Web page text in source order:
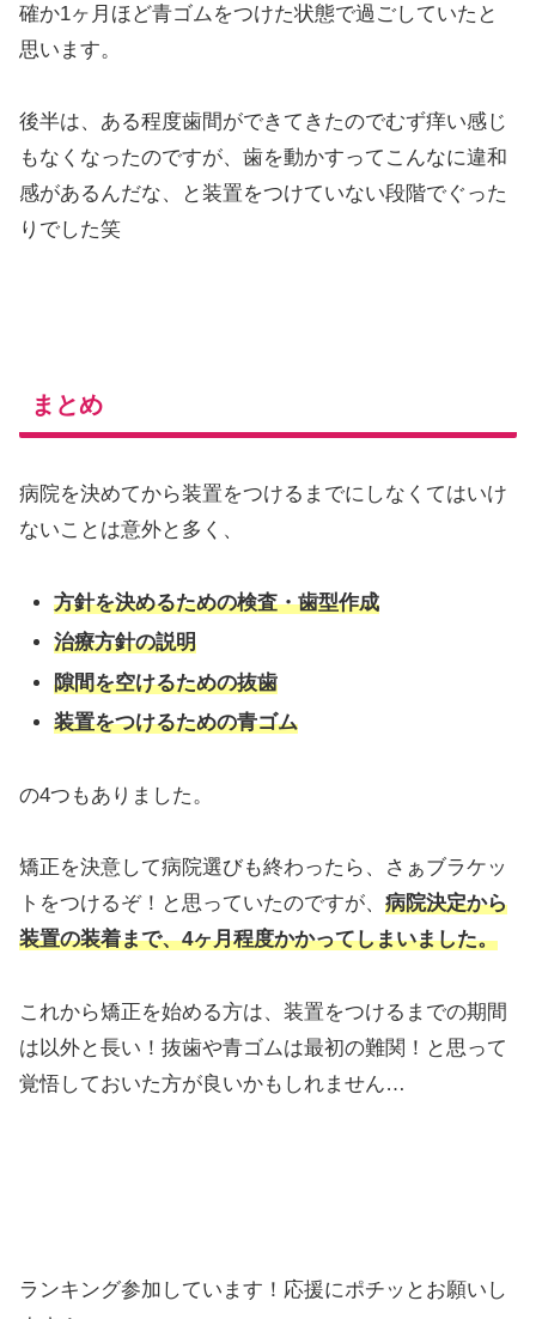
確か1ヶ月ほど青ゴムをつけた状態で過ごしていたと
思います。
後半は、ある程度歯間ができてきたのでむず痒い感じ
もなくなったのですが、歯を動かすってこんなに違和
感があるんだな、と装置をつけていない段階でぐった
りでした笑
まとめ
病院を決めてから装置をつけるまでにしなくてはいけ
ないことは意外と多く、
方針を決めるための検査・歯型作成
治療方針の説明
隙間を空けるための抜歯
装置をつけるための青ゴム
の4つもありました。
矯正を決意して病院選びも終わったら、さぁブラケッ
トをつけるぞ！と思っていたのですが、 病院決定から
装置の装着まで、4ヶ月程度かかってしまいました。
これから矯正を始める方は、装置をつけるまでの期間
は以外と長い！抜歯や青ゴムは最初の難関！と思って
覚悟しておいた方が良いかもしれません…
ランキング参加しています！応援にポチッとお願いし